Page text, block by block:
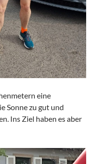
eine
Sonne zu gut und
Ins Ziel haben es aber